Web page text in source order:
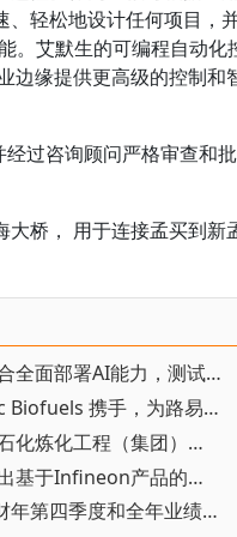
轻松地设计任何项目，
。艾默生的可编程自动化
边缘提供更高级的控制和
过咨询顾问严格审查和批
桥， 用于连接孟买到新
▪ 艾默生软件产品组合全面部署AI能力，测试效率提升高达50%
▪ 艾默生与 Strategic Biofuels 携手，为路易斯安那州提供可再生碳中和电力
▪ 艾默生高层访问中石化炼化工程（集团）股份有限公司，共绘全球项目合作新蓝图
▪ 大联大品佳集团推出基于Infineon产品的电机控制器方案
▪ 艾默生公布 2025 财年第四季度和全年业绩，并对 2026 财年做出初步展望